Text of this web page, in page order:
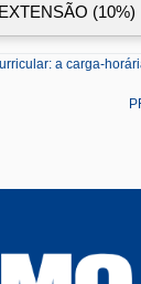
EXTENSÃO (10%)
a carga-